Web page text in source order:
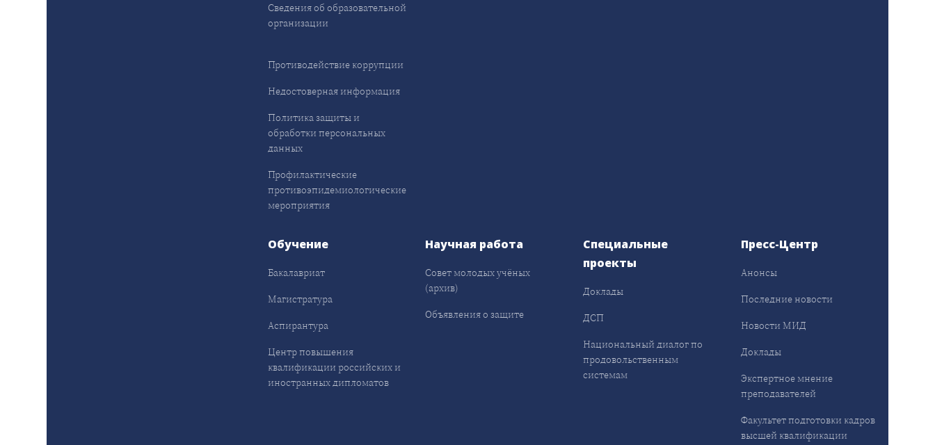
Сведения об образовательной
организации
Противодействие коррупции
Недостоверная информация
Политика защиты и
обработки персональных
данных
Профилактические
противоэпидемиологические
мероприятия
Обучение
Бакалавриат
Магистратура
Аспирантура
Центр повышения
квалификации российских и
иностранных дипломатов
Научная работа
Совет молодых учёных
(архив)
Объявления о защите
Специальные
проекты
Доклады
ДСП
Национальный диалог по
продовольственным
системам
Пресс-Центр
Анонсы
Последние новости
Новости МИД
Доклады
Экспертное мнение
преподавателей
Факультет подготовки кадров
высшей квалификации